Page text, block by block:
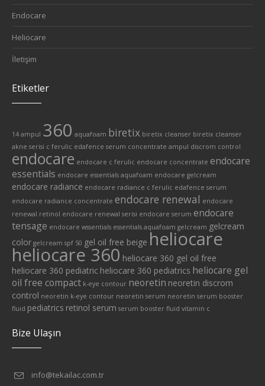
Endocare
Heliocare
İletişim
Etiketler
14 ampul 360 aquafoam biretix biretix cleanser biretix cleanser
akne serisi c ferulic edafence serum concentrate ampul discrom control
endocare endocare c ferulic endocare concentrate endocare
essentials endocare essentials aquafoam endocare gelcream
endocare radiance endocare radiance c ferulic edafence serum
endocare radiance concentrate endocare renewal endocare
renewal retinol endocare renewal serisi endocare serum endocare
tensage endocare wssentials essentials aquafoam gelcream gelcream
color gelcream spf 50 gel oil free beige heliocare
heliocare 360 heliocare 360 gel oil free
heliocare 360 pediatric heliocare 360 pediatrics heliocare gel
oil free compact k-eye contour neoretin neoretin discrom
control neoretin k-eye contour neoretin serum neoretin serum booster
fluid pediatrics retinol serum serum booster fluid vitamin c
Bize Ulaşın
info@tekailac.com.tr